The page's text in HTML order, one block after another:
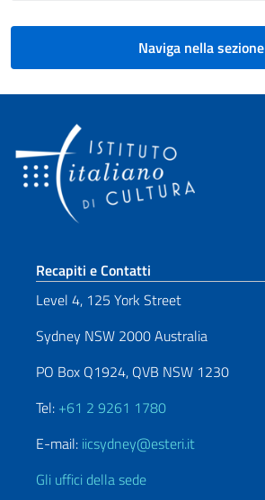
Naviga nella sezione
Sezione footer
Recapiti e Contatti
Level 4, 125 York Street
Sydney NSW 2000 Australia
PO Box Q1924, QVB NSW 1230
Tel: +61 2 9261 1780
E-mail: iicsydney@esteri.it
Gli uffici della sede